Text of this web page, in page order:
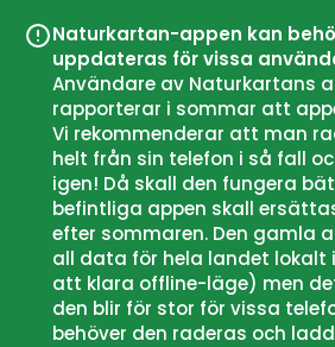
Naturkartan-appen kan
uppdateras för vissa
Användare av Naturkartans
rapporterar i sommar att
Vi rekommenderar att man
helt från sin telefon i så fall
igen! Då skall den fungera
befintliga appen skall
efter sommaren. Den gamla
all data för hela landet lokalt
att klara offline-läge) men
den blir för stor för vissa
behöver den raderas och